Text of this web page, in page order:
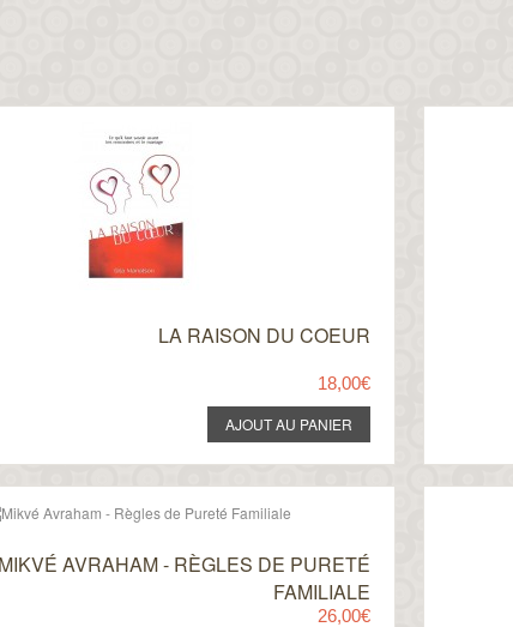
LA RAISON DU COEUR
18,00€
MIKVÉ AVRAHAM - RÈGLES DE PURETÉ
FAMILIALE
26,00€